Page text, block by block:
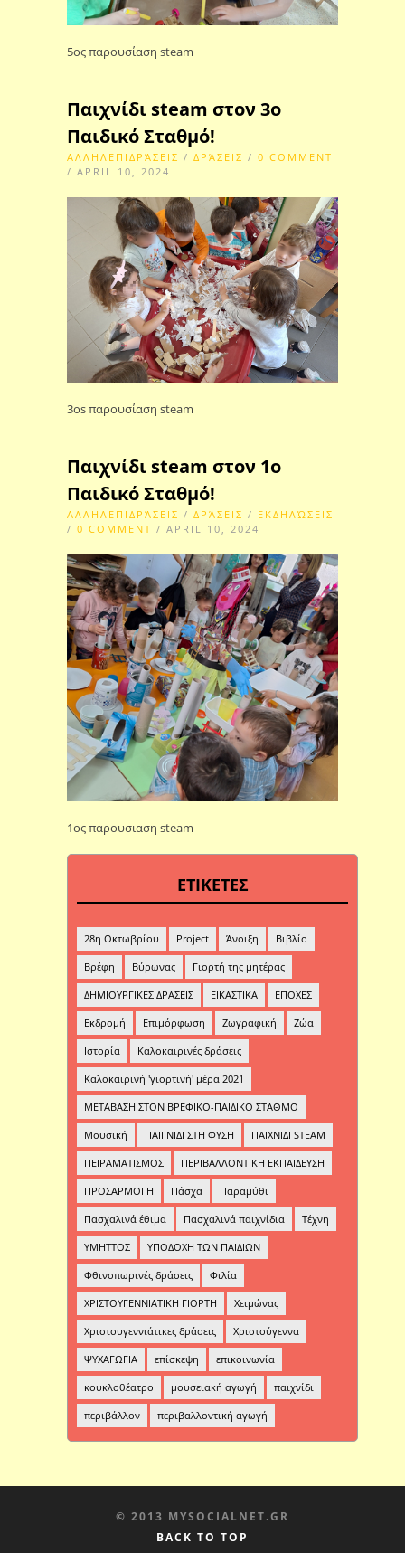
5ος παρουσίαση steam
Παιχνίδι steam στον 3ο
Παιδικό Σταθμό!
ΑΛΛΗΛΕΠΙΔΡΆΣΕΙΣ / ΔΡΆΣΕΙΣ / 0 COMMENT
/ APRIL 10, 2024
3os παρουσίαση steam
Παιχνίδι steam στον 1ο
Παιδικό Σταθμό!
ΑΛΛΗΛΕΠΙΔΡΆΣΕΙΣ / ΔΡΆΣΕΙΣ / ΕΚΔΗΛΏΣΕΙΣ
/ 0 COMMENT / APRIL 10, 2024
1ος παρουσιαση steam
ΕΤΙΚΕΤΕΣ
28η Οκτωβρίου Project Άνοιξη Βιβλίο
Βρέφη Βύρωνας Γιορτή της μητέρας
ΔΗΜΙΟΥΡΓΙΚΕΣ ΔΡΑΣΕΙΣ ΕΙΚΑΣΤΙΚΑ ΕΠΟΧΕΣ
Εκδρομή Επιμόρφωση Ζωγραφική Ζώα
Ιστορία Καλοκαιρινές δράσεις
Καλοκαιρινή 'γιορτινή' μέρα 2021
ΜΕΤΑΒΑΣΗ ΣΤΟΝ ΒΡΕΦΙΚΟ-ΠΑΙΔΙΚΟ ΣΤΑΘΜΟ
Μουσική ΠΑΙΓΝΙΔΙ ΣΤΗ ΦΥΣΗ ΠΑΙΧΝΙΔΙ STEAM
ΠΕΙΡΑΜΑΤΙΣΜΟΣ ΠΕΡΙΒΑΛΛΟΝΤΙΚΗ ΕΚΠΑΙΔΕΥΣΗ
ΠΡΟΣΑΡΜΟΓΗ Πάσχα Παραμύθι
Πασχαλινά έθιμα Πασχαλινά παιχνίδια Τέχνη
ΥΜΗΤΤΟΣ ΥΠΟΔΟΧΗ ΤΩΝ ΠΑΙΔΙΩΝ
Φθινοπωρινές δράσεις Φιλία
ΧΡΙΣΤΟΥΓΕΝΝΙΑΤΙΚΗ ΓΙΟΡΤΗ Χειμώνας
Χριστουγεννιάτικες δράσεις Χριστούγεννα
ΨΥΧΑΓΩΓΙΑ επίσκεψη επικοινωνία
κουκλοθέατρο μουσειακή αγωγή παιχνίδι
περιβάλλον περιβαλλοντική αγωγή
© 2013 MYSOCIALNET.GR
BACK TO TOP